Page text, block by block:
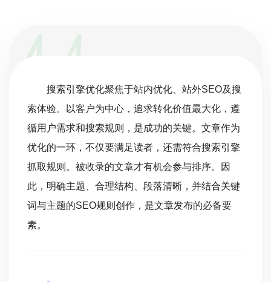
搜索引擎优化聚焦于站内优化、站外SEO及搜
索体验。以客户为中心，追求转化价值最大化，遵
循用户需求和搜索规则，是成功的关键。文章作为
优化的一环，不仅要满足读者，还需符合搜索引擎
抓取规则。被收录的文章才有机会参与排序。因
此，明确主题、合理结构、段落清晰，并结合关键
词与主题的SEO规则创作，是文章发布的必备要
素。